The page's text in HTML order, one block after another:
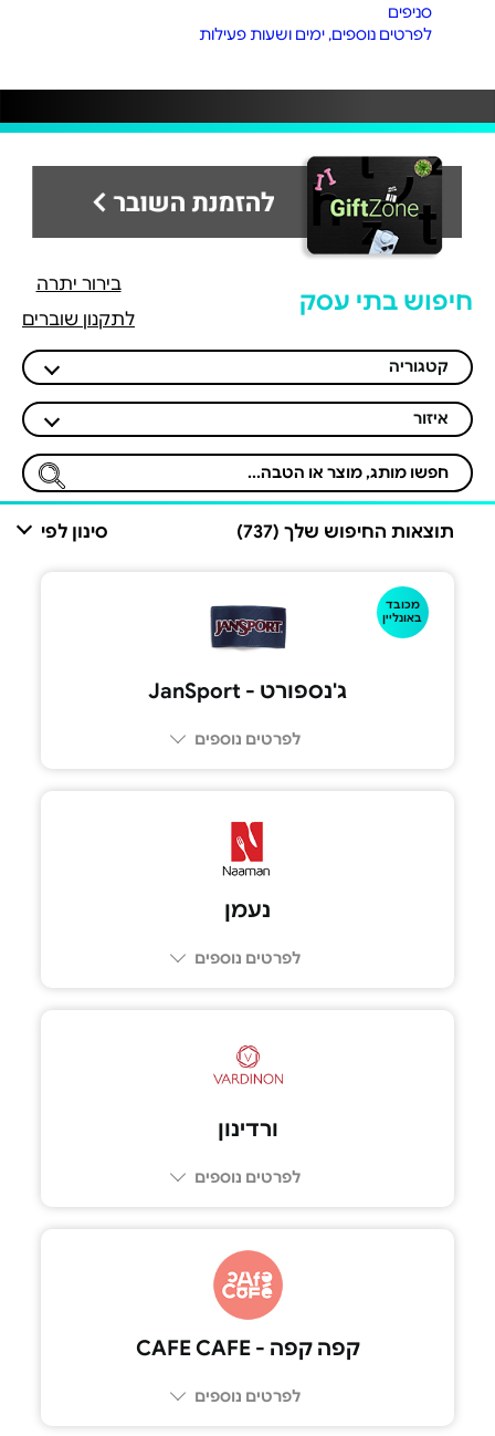
סניפים
לפרטים נוספים, ימים ושעות פעילות
חיפוש בתי עסק
בירור יתרה
לתקנון שוברים
קטגוריה
איזור
תוצאות החיפוש שלך (737) סינון לפי
מכובד
באונליין
ג'נספורט - JanSport
לפרטים נוספים
נעמן
לפרטים נוספים
ורדינון
לפרטים נוספים
קפה קפה - CAFE CAFE
לפרטים נוספים